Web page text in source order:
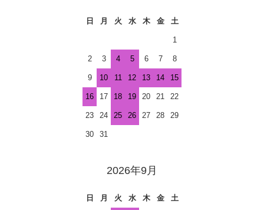
日 月 火 水 木 金 土
1
2 3 4 5 6 7 8
9 10 11 12 13 14 15
16 17 18 19 20 21 22
23 24 25 26 27 28 29
30 31
2026年9月
日 月 火 水 木 金 土